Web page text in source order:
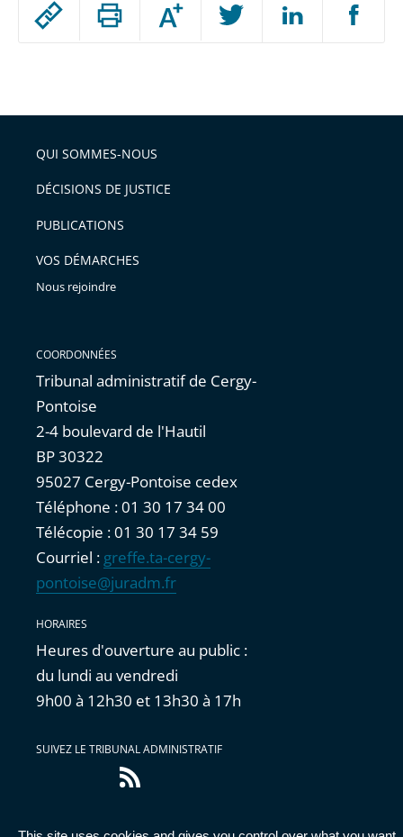
arriver
après
Augmenter
ou
l'article
pour
avant
QUI SOMMES-NOUS
DÉCISIONS DE JUSTICE
PUBLICATIONS
VOS DÉMARCHES
Nous rejoindre
COORDONNÉES
Tribunal administratif de Cergy-
Pontoise
2-4 boulevard de l'Hautil
BP 30322
95027 Cergy-Pontoise cedex
Téléphone : 01 30 17 34 00
Télécopie : 01 30 17 34 59
Courriel : greffe.ta-cergy-
pontoise@juradm.fr
HORAIRES
Heures d'ouverture au public :
du lundi au vendredi
9h00 à 12h30 et 13h30 à 17h
SUIVEZ LE TRIBUNAL ADMINISTRATIF
Flux
RSS